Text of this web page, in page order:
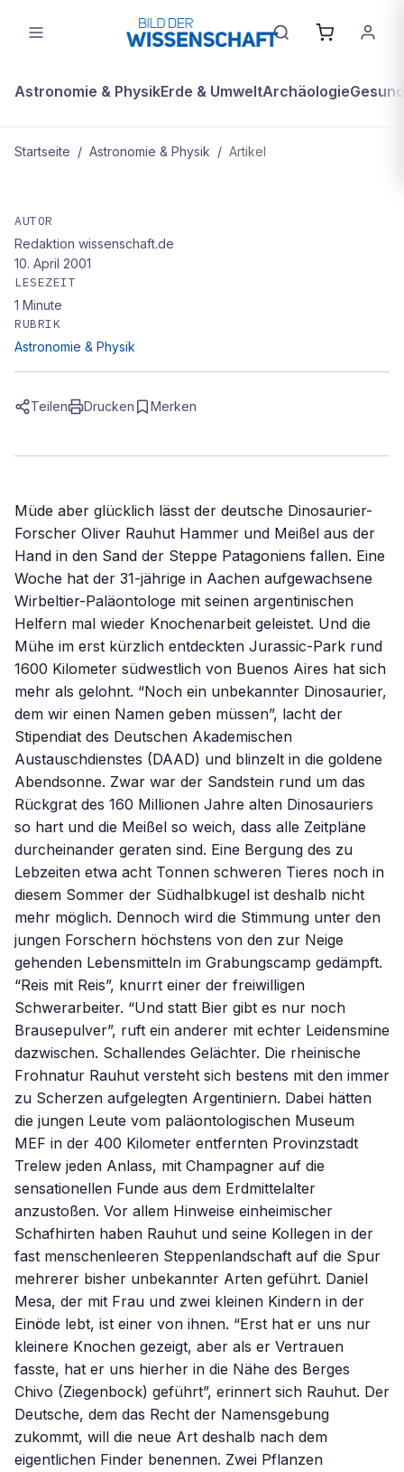
Astronomie & PhysikErde & UmweltArchäologie
Startseite / Astronomie & Physik / Artikel
Deutscher Forscher macht in
Argentinien sensationelle Dino-
Funde
AUTOR
Redaktion wissenschaft.de
10. April 2001
LESEZEIT
1 Minute
RUBRIK
Astronomie & Physik
Teilen Drucken Merken
Müde aber glücklich lässt der deutsche Dinosaurier-
Forscher Oliver Rauhut Hammer und Meißel aus der
Hand in den Sand der Steppe Patagoniens fallen. Eine
Woche hat der 31-jährige in Aachen aufgewachsene
Wirbeltier-Paläontologe mit seinen argentinischen
Helfern mal wieder Knochenarbeit geleistet. Und die
Mühe im erst kürzlich entdeckten Jurassic-Park rund
1600 Kilometer südwestlich von Buenos Aires hat sich
mehr als gelohnt. “Noch ein unbekannter Dinosaurier,
dem wir einen Namen geben müssen”, lacht der
Stipendiat des Deutschen Akademischen
Austauschdienstes (DAAD) und blinzelt in die goldene
Abendsonne. Zwar war der Sandstein rund um das
Rückgrat des 160 Millionen Jahre alten Dinosauriers
so hart und die Meißel so weich, dass alle Zeitpläne
durcheinander geraten sind. Eine Bergung des zu
Lebzeiten etwa acht Tonnen schweren Tieres noch in
diesem Sommer der Südhalbkugel ist deshalb nicht
mehr möglich. Dennoch wird die Stimmung unter den
jungen Forschern höchstens von den zur Neige
gehenden Lebensmitteln im Grabungscamp gedämpft.
“Reis mit Reis”, knurrt einer der freiwilligen
Schwerarbeiter. “Und statt Bier gibt es nur noch
Brausepulver”, ruft ein anderer mit echter Leidensmine
dazwischen. Schallendes Gelächter. Die rheinische
Frohnatur Rauhut versteht sich bestens mit den immer
zu Scherzen aufgelegten Argentiniern. Dabei hätten
die jungen Leute vom paläontologischen Museum
MEF in der 400 Kilometer entfernten Provinzstadt
Trelew jeden Anlass, mit Champagner auf die
sensationellen Funde aus dem Erdmittelalter
anzustoßen. Vor allem Hinweise einheimischer
Schafhirten haben Rauhut und seine Kollegen in der
fast menschenleeren Steppenlandschaft auf die Spur
mehrerer bisher unbekannter Arten geführt. Daniel
Mesa, der mit Frau und zwei kleinen Kindern in der
Einöde lebt, ist einer von ihnen. “Erst hat er uns nur
kleinere Knochen gezeigt, aber als er Vertrauen
fasste, hat er uns hierher in die Nähe des Berges
Chivo (Ziegenbock) geführt”, erinnert sich Rauhut. Der
Deutsche, dem das Recht der Namensgebung
zukommt, will die neue Art deshalb nach dem
eigentlichen Finder benennen. Zwei Pflanzen